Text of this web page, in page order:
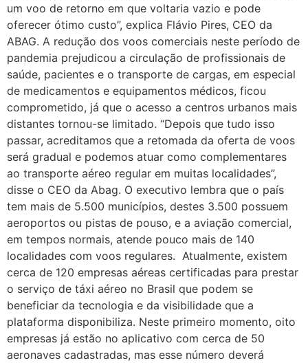
um voo de retorno em que voltaria vazio e pode
oferecer ótimo custo”, explica Flávio Pires, CEO da
ABAG. A redução dos voos comerciais neste período de
pandemia prejudicou a circulação de profissionais de
saúde, pacientes e o transporte de cargas, em especial
de medicamentos e equipamentos médicos, ficou
comprometido, já que o acesso a centros urbanos mais
distantes tornou-se limitado. “Depois que tudo isso
passar, acreditamos que a retomada da oferta de voos
será gradual e podemos atuar como complementares
ao transporte aéreo regular em muitas localidades”,
disse o CEO da Abag. O executivo lembra que o país
tem mais de 5.500 municípios, destes 3.500 possuem
aeroportos ou pistas de pouso, e a aviação comercial,
em tempos normais, atende pouco mais de 140
localidades com voos regulares. Atualmente, existem
cerca de 120 empresas aéreas certificadas para prestar
o serviço de táxi aéreo no Brasil que podem se
beneficiar da tecnologia e da visibilidade que a
plataforma disponibiliza. Neste primeiro momento, oito
empresas já estão no aplicativo com cerca de 50
aeronaves cadastradas, mas esse número deverá